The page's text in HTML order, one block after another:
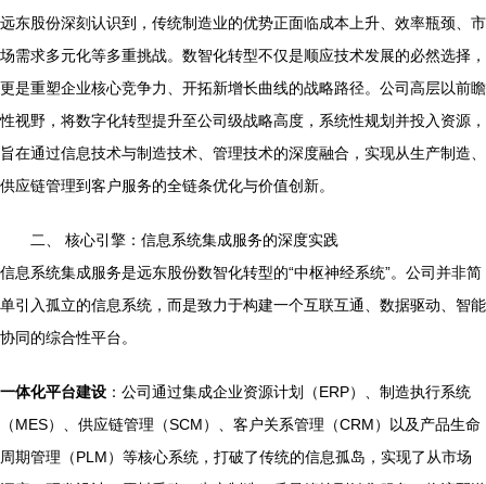
远东股份深刻认识到，传统制造业的优势正面临成本上升、效率瓶颈、市
场需求多元化等多重挑战。数智化转型不仅是顺应技术发展的必然选择，
更是重塑企业核心竞争力、开拓新增长曲线的战略路径。公司高层以前瞻
性视野，将数字化转型提升至公司级战略高度，系统性规划并投入资源，
旨在通过信息技术与制造技术、管理技术的深度融合，实现从生产制造、
供应链管理到客户服务的全链条优化与价值创新。
二、 核心引擎：信息系统集成服务的深度实践
信息系统集成服务是远东股份数智化转型的“中枢神经系统”。公司并非简
单引入孤立的信息系统，而是致力于构建一个互联互通、数据驱动、智能
协同的综合性平台。
一体化平台建设 ：公司通过集成企业资源计划（ERP）、制造执行系统
（MES）、供应链管理（SCM）、客户关系管理（CRM）以及产品生命
周期管理（PLM）等核心系统，打破了传统的信息孤岛，实现了从市场